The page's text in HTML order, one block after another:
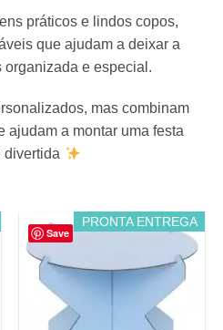
práticos e lindos copos,
que ajudam a deixar a
e especial.
mas combinam
ajudam a montar uma festa
divertida
Save
PRONTA ENTREGA